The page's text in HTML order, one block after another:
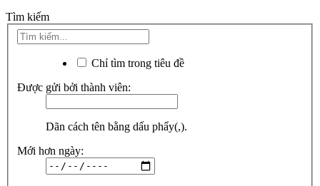
Tìm kiếm
Chỉ tìm trong tiêu đề
Được gửi bởi thành viên:
Dãn cách tên bằng dấu phẩy(,).
Mới hơn ngày: